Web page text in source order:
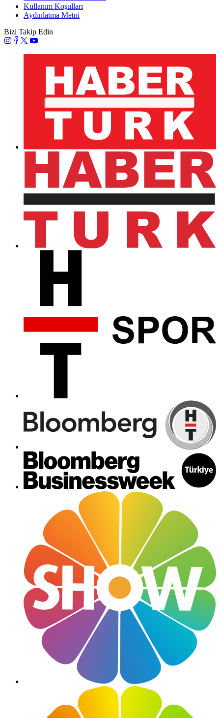
Kullanım Koşulları
Aydınlatma Metni
Bizi Takip Edin